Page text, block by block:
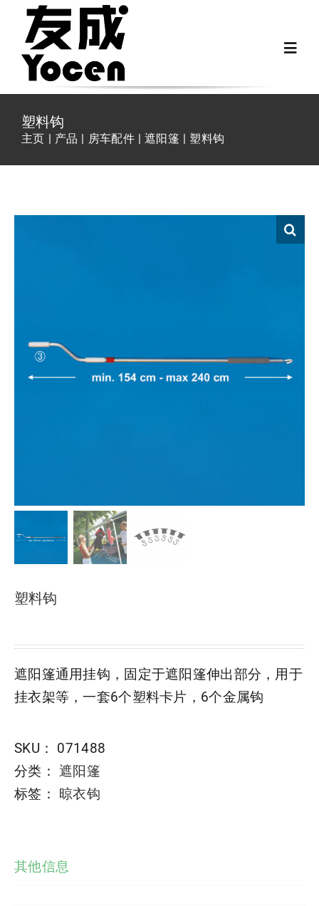
下载
塑料钩
主页 产品 房车配件 遮阳篷 塑料钩
塑料钩
遮阳篷通用挂钩，固定于遮阳篷伸出部分，用于
挂衣架等，一套6个塑料卡片，6个金属钩
SKU： 071488
分类：遮阳篷
标签： 晾衣钩
其他信息